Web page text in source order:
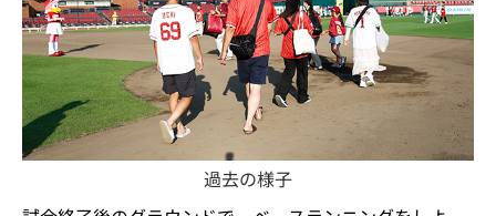
過去の様子